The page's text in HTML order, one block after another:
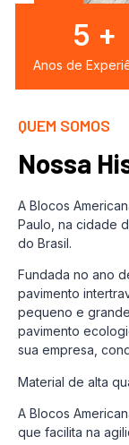
QUEM SOMOS
Nossa
A Blocos
Paulo, na cidade
do Brasil.
Fundada no ano
pavimento
pequeno e
pavimento
sua empresa,
Material de alta
A Blocos
que facilita na
7 +
Anos de